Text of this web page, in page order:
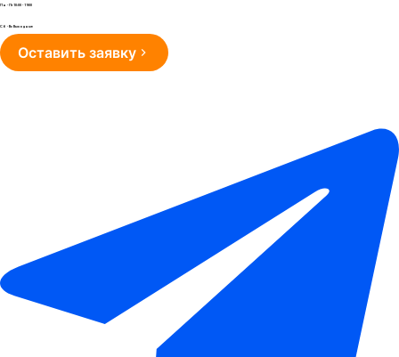
Пн - Пт 10:00 - 19:00
Сб - Вс Выходные
Оставить заявку